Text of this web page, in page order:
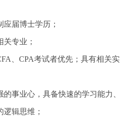
届博士学历；
专业；
、CPA考试者优先；具有相关实
事业心，具备快速的学习能力、
逻辑思维；